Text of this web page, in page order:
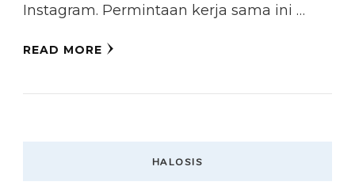
Instagram. Permintaan kerja sama ini …
READ MORE
HALOSIS